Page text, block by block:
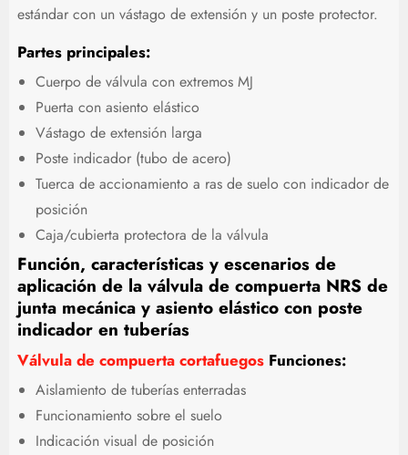
estándar con un vástago de extensión y un poste protector.
Partes principales:
Cuerpo de válvula con extremos MJ
Puerta con asiento elástico
Vástago de extensión larga
Poste indicador (tubo de acero)
Tuerca de accionamiento a ras de suelo con indicador de
posición
Caja/cubierta protectora de la válvula
Función, características y escenarios de
aplicación de la válvula de compuerta NRS de
junta mecánica y asiento elástico con poste
indicador en tuberías
Válvula de compuerta cortafuegos Funciones:
Aislamiento de tuberías enterradas
Funcionamiento sobre el suelo
Indicación visual de posición